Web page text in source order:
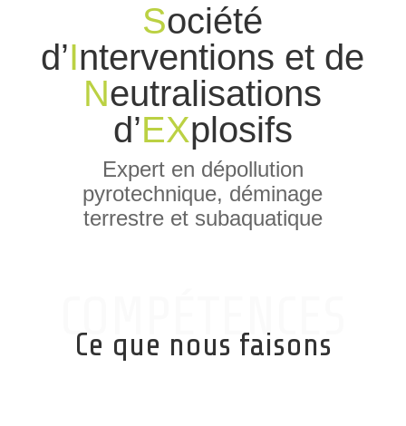
Société
d’Interventions et de
Neutralisations
d’EXplosifs
Expert en dépollution
pyrotechnique, déminage
terrestre et subaquatique
COMPÉTENCES
Ce que nous faisons